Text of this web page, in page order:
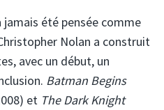
jamais été pensée comme
Nolan a construit
avec un début, un
Batman Begins
et The Dark Knight